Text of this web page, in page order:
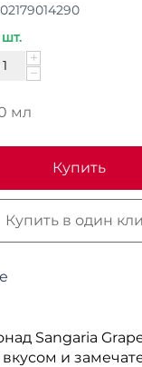
+
−
мл
Купить
Купить в один
Sangaria
и